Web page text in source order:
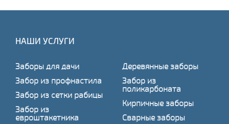
НАШИ УСЛУГИ
Заборы для дачи
Забор из профнастила
Забор из сетки рабицы
Забор из
евроштакетника
Деревянные заборы
Забор из
поликарбоната
Кирпичные заборы
Сварные заборы